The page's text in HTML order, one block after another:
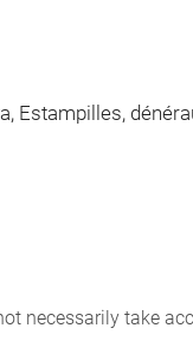
Estampilles,
necessarily take